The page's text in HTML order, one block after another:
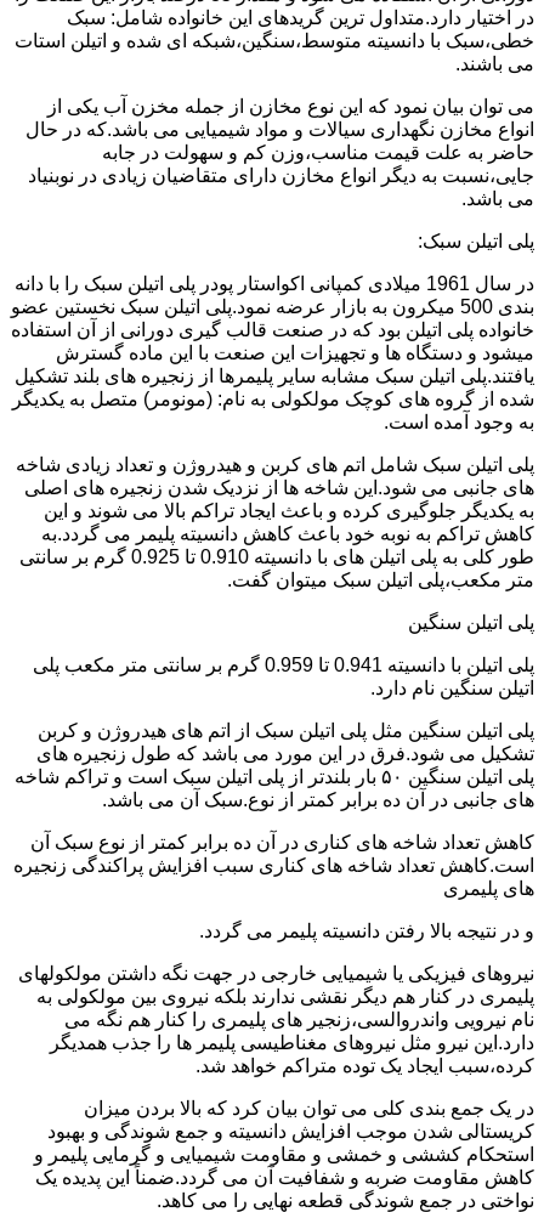
در اختیار دارد.متداول ترین گریدهای این خانواده شامل: سبک
خطی،سبک با دانسیته متوسط،سنگین،شبکه ای شده و اتیلن استات
می باشند.
می توان بیان نمود که این نوع مخازن از جمله مخزن آب یکی از
انواع مخازن نگهداری سیالات و مواد شیمیایی می باشد.که در حال
حاضر به علت قیمت مناسب،وزن کم و سهولت در جابه
جایی،نسبت به دیگر انواع مخازن دارای متقاضیان زیادی در نوبنیاد
می باشد.
پلی اتیلن سبک:
در سال 1961 میلادی کمپانی اکواستار پودر پلی اتیلن سبک را با دانه
بندی 500 میکرون به بازار عرضه نمود.پلی اتیلن سبک نخستین عضو
خانواده پلی اتیلن بود که در صنعت قالب گیری دورانی از آن استفاده
میشود و دستگاه ها و تجهیزات این صنعت با این ماده گسترش
یافتند.پلی اتیلن سبک مشابه سایر پلیمرها از زنجیره های بلند تشکیل
شده از گروه های کوچک مولکولی به نام: (مونومر) متصل به یکدیگر
به وجود آمده است.
پلی اتیلن سبک شامل اتم های کربن و هیدروژن و تعداد زیادی شاخه
های جانبی می شود.این شاخه ها از نزدیک شدن زنجیره های اصلی
به یکدیگر جلوگیری کرده و باعث ایجاد تراکم بالا می شوند و این
کاهش تراکم به نوبه خود باعث کاهش دانسیته پلیمر می گردد.به
طور کلی به پلی اتیلن های با دانسیته 0.910 تا 0.925 گرم بر سانتی
متر مکعب،پلی اتیلن سبک میتوان گفت.
پلی اتیلن سنگین
پلی اتیلن با دانسیته 0.941 تا 0.959 گرم بر سانتی متر مکعب پلی
اتیلن سنگین نام دارد.
پلی اتیلن سنگین مثل پلی اتیلن سبک از اتم های هیدروژن و کربن
تشکیل می شود.فرق در این مورد می باشد که طول زنجیره های
پلی اتیلن سنگین ۵۰ بار بلندتر از پلی اتیلن سبک است و تراکم شاخه
های جانبی در آن ده برابر کمتر از نوع.سبک آن می باشد.
کاهش تعداد شاخه های کناری در آن ده برابر کمتر از نوع سبک آن
است.کاهش تعداد شاخه های کناری سبب افزایش پراکندگی زنجیره
های پلیمری
و در نتیجه بالا رفتن دانسیته پلیمر می گردد.
نیروهای فیزیکی یا شیمیایی خارجی در جهت نگه داشتن مولکولهای
پلیمری در کنار هم دیگر نقشی ندارند بلکه نیروی بین مولکولی به
نام نیرویی واندروالسی،زنجیر های پلیمری را کنار هم نگه می
دارد.این نیرو مثل نیروهای مغناطیسی پلیمر ها را جذب همدیگر
کرده،سبب ایجاد یک توده متراکم خواهد شد.
در یک جمع بندی کلی می توان بیان کرد که بالا بردن میزان
کریستالی شدن موجب افزایش دانسیته و جمع شوندگی و بهبود
استحکام کششی و خمشی و مقاومت شیمیایی و گرمایی پلیمر و
کاهش مقاومت ضربه و شفافیت آن می گردد.ضمناً این پدیده یک
نواختی در جمع شوندگی قطعه نهایی را می کاهد.